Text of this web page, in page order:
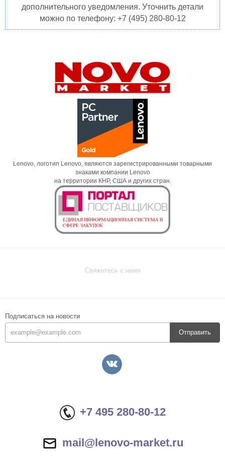
дополнительного уведомления. Уточнить детали
можно по телефону: +7 (495) 280-80-12
Lenovo, логотип Lenovo, являются зарегистрированными товарными
знаками компании Lenovo
на территории КНР, США и других стран.
Свяжитесь с нами
Подписаться на новости
Отправить
+7 495 280-80-12
mail@lenovo-market.ru